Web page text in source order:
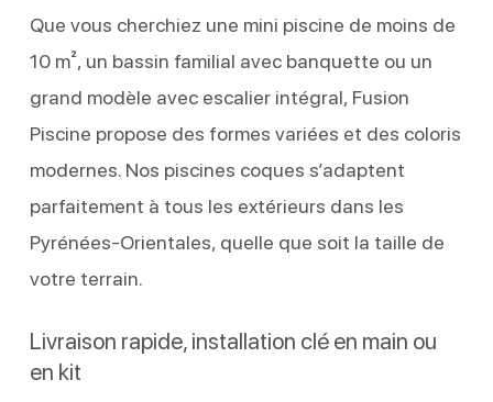
Que vous cherchiez une mini piscine de moins de
10 m², un bassin familial avec banquette ou un
grand modèle avec escalier intégral, Fusion
Piscine propose des formes variées et des coloris
modernes. Nos piscines coques s’adaptent
parfaitement à tous les extérieurs dans les
Pyrénées-Orientales, quelle que soit la taille de
votre terrain.
Livraison rapide, installation clé en main ou
en kit